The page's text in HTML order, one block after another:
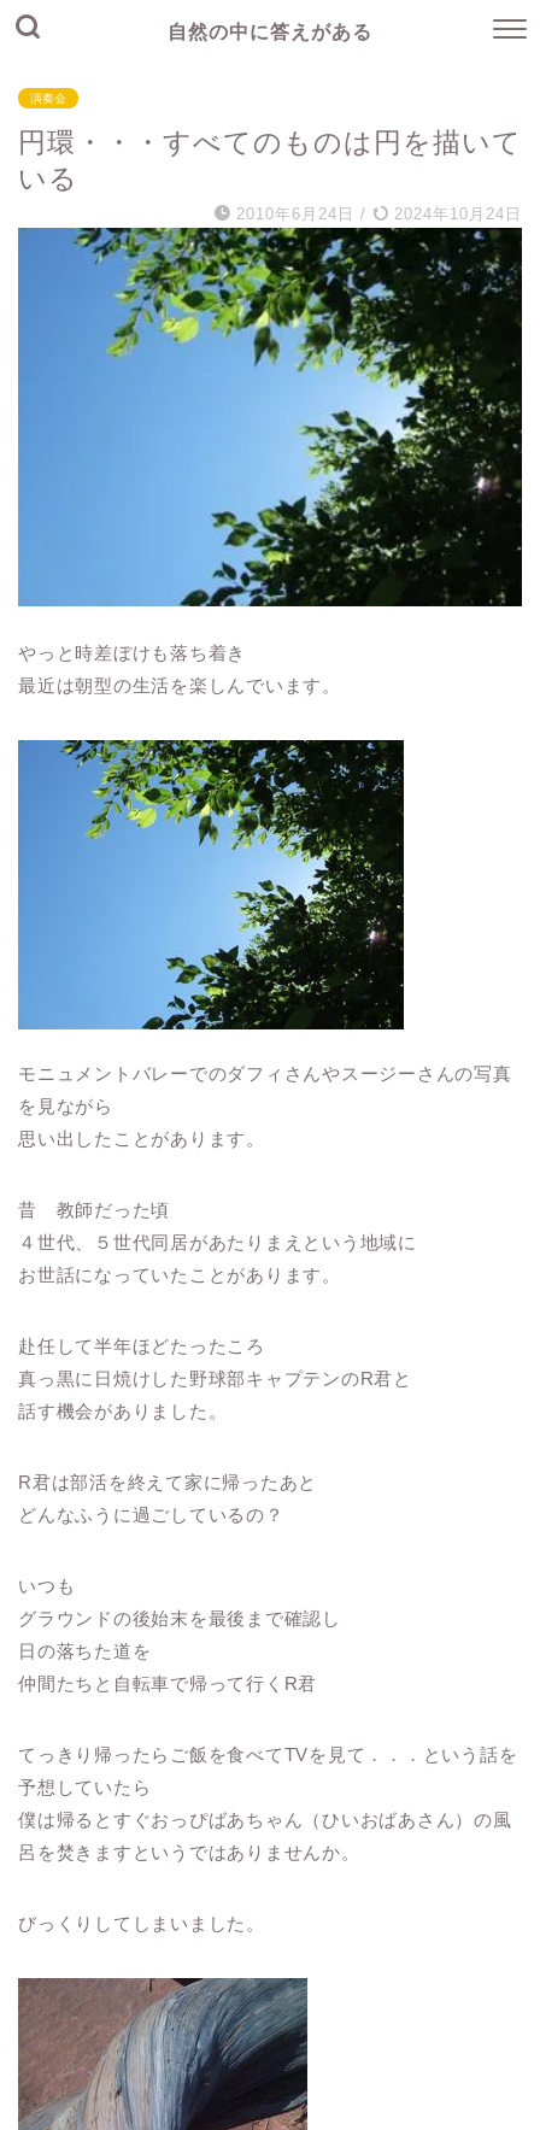
自然の中に答えがある
演奏会
円環・・・すべてのものは円を描いて
いる
2010年6月24日 / 2024年10月24日
やっと時差ぼけも落ち着き
最近は朝型の生活を楽しんでいます。
モニュメントバレーでのダフィさんやスージーさんの写真
を見ながら
思い出したことがあります。
昔 教師だった頃
４世代、５世代同居があたりまえという地域に
お世話になっていたことがあります。
赴任して半年ほどたったころ
真っ黒に日焼けした野球部キャプテンのR君と
話す機会がありました。
R君は部活を終えて家に帰ったあと
どんなふうに過ごしているの？
いつも
グラウンドの後始末を最後まで確認し
日の落ちた道を
仲間たちと自転車で帰って行くR君
てっきり帰ったらご飯を食べてTVを見て．．．という話を
予想していたら
僕は帰るとすぐおっぴばあちゃん（ひいおばあさん）の風
呂を焚きますというではありませんか。
びっくりしてしまいました。